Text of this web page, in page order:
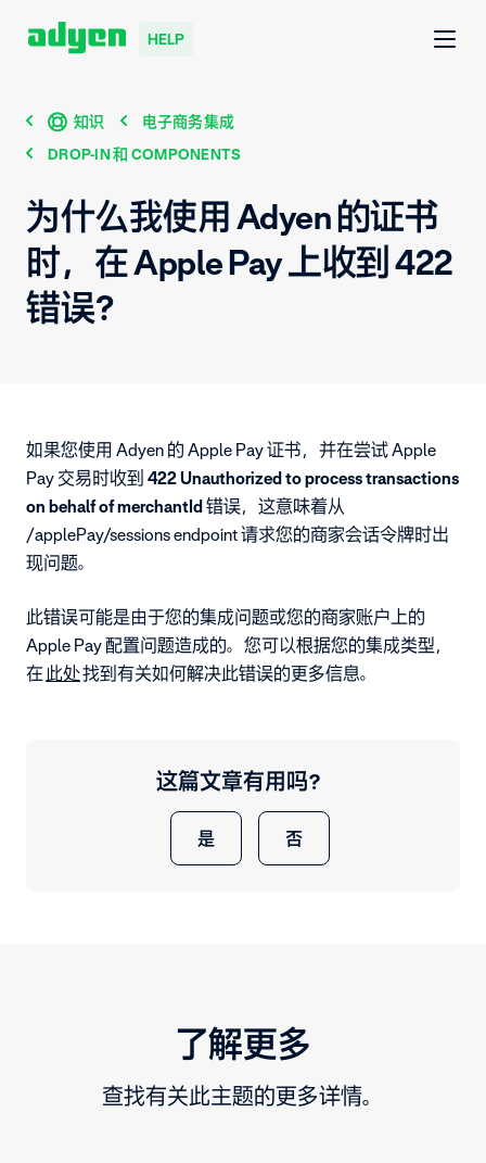
HELP
知识
电子商务集成
DROP-IN 和 COMPONENTS
为什么我使用 Adyen 的证书
时，在 Apple Pay 上收到 422
错误？
如果您使用 Adyen 的 Apple Pay 证书，并在尝试 Apple
Pay 交易时收到 422 Unauthorized to process transactions
on behalf of merchantId错误，这意味着从
/applePay/sessions endpoint 请求您的商家会话令牌时出
现问题。
此错误可能是由于您的集成问题或您的商家账户上的
Apple Pay 配置问题造成的。您可以根据您的集成类型，
在 此处找到有关如何解决此错误的更多信息。
这篇文章有用吗？
是 否
了解更多
查找有关此主题的更多详情。